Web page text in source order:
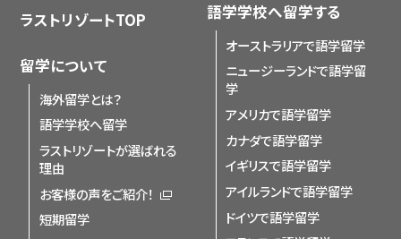
ラストリゾートTOP
留学について
海外留学とは？
語学学校へ留学
ラストリゾートが選ばれる
理由
お客様の声をご紹介！
短期留学
語学学校へ留学する
オーストラリアで語学留学
ニュージーランドで語学留
学
アメリカで語学留学
カナダで語学留学
イギリスで語学留学
アイルランドで語学留学
ドイツで語学留学